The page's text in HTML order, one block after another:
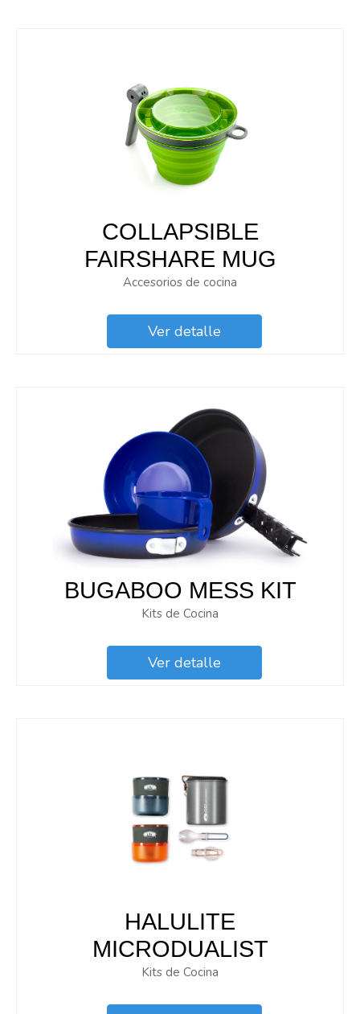
COLLAPSIBLE
FAIRSHARE MUG
Accesorios de cocina
Ver detalle
BUGABOO MESS KIT
Kits de Cocina
Ver detalle
HALULITE
MICRODUALIST
Kits de Cocina